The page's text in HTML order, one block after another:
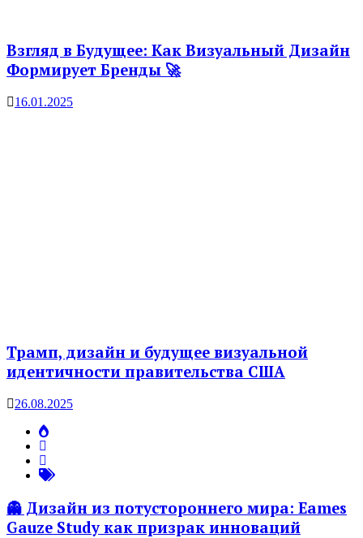
Взгляд в Будущее: Как Визуальный Дизайн
Формирует Бренды 🚀
16.01.2025
Трамп, дизайн и будущее визуальной
идентичности правительства США
26.08.2025
👻 Дизайн из потустороннего мира: Eames
Gauze Study как призрак инноваций